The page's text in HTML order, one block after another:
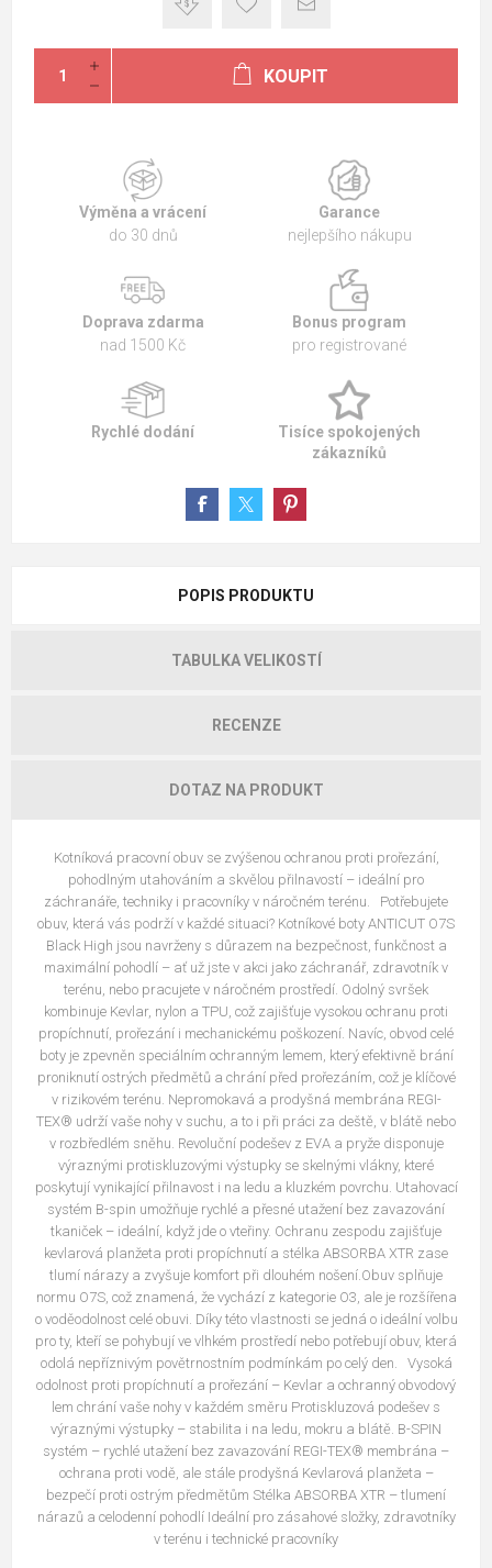
KOUPIT
Výměna a vrácení
do 30 dnů
Garance
nejlepšího nákupu
Doprava zdarma
nad 1500 Kč
Bonus program
pro registrované
Rychlé dodání
Tisíce spokojených
zákazníků
POPIS PRODUKTU
TABULKA VELIKOSTÍ
RECENZE
DOTAZ NA PRODUKT
Kotníková pracovní obuv se zvýšenou ochranou proti prořezání,
pohodlným utahováním a skvělou přilnavostí – ideální pro
záchranáře, techniky i pracovníky v náročném terénu. Potřebujete
obuv, která vás podrží v každé situaci? Kotníkové boty ANTICUT O7S
Black High jsou navrženy s důrazem na bezpečnost, funkčnost a
maximální pohodlí – ať už jste v akci jako záchranář, zdravotník v
terénu, nebo pracujete v náročném prostředí. Odolný svršek
kombinuje Kevlar, nylon a TPU, což zajišťuje vysokou ochranu proti
propíchnutí, prořezání i mechanickému poškození. Navíc, obvod celé
boty je zpevněn speciálním ochranným lemem, který efektivně brání
proniknutí ostrých předmětů a chrání před prořezáním, což je klíčové
v rizikovém terénu. Nepromokavá a prodyšná membrána REGI-
TEX® udrží vaše nohy v suchu, a to i při práci za deště, v blátě nebo
v rozbředlém sněhu. Revoluční podešev z EVA a pryže disponuje
výraznými protiskluzovými výstupky se skelnými vlákny, které
poskytují vynikající přilnavost i na ledu a kluzkém povrchu. Utahovací
systém B-spin umožňuje rychlé a přesné utažení bez zavazování
tkaniček – ideální, když jde o vteřiny. Ochranu zespodu zajišťuje
kevlarová planžeta proti propíchnutí a stélka ABSORBA XTR zase
tlumí nárazy a zvyšuje komfort při dlouhém nošení.Obuv splňuje
normu O7S, což znamená, že vychází z kategorie O3, ale je rozšířena
o voděodolnost celé obuvi. Díky této vlastnosti se jedná o ideální volbu
pro ty, kteří se pohybují ve vlhkém prostředí nebo potřebují obuv, která
odolá nepříznivým povětrnostním podmínkám po celý den. Vysoká
odolnost proti propíchnutí a prořezání – Kevlar a ochranný obvodový
lem chrání vaše nohy v každém směru Protiskluzová podešev s
výraznými výstupky – stabilita i na ledu, mokru a blátě. B-SPIN
systém – rychlé utažení bez zavazování REGI-TEX® membrána –
ochrana proti vodě, ale stále prodyšná Kevlarová planžeta –
bezpečí proti ostrým předmětům Stélka ABSORBA XTR – tlumení
nárazů a celodenní pohodlí Ideální pro zásahové složky, zdravotníky
v terénu i technické pracovníky